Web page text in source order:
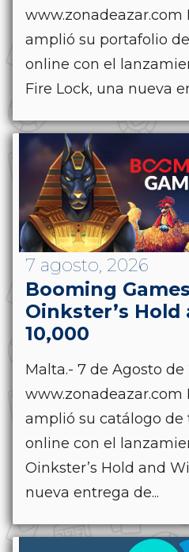
amplió su portafolio
online con el
Fire Lock, una nueva
7 agosto, 2026
Booming
Oinkster’s Hold
10,000
Malta.- 7 de Agosto de
www.zonadeazar.com
amplió su catálogo de
online con el
Oinkster’s Hold and
nueva entrega de...